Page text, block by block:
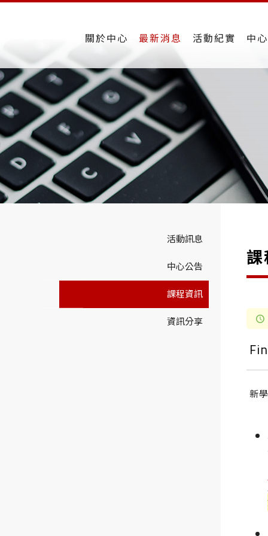
關於中心 最新消息 活動紀實 中
新
活動訊息
中心公告
課程資訊
資訊分享